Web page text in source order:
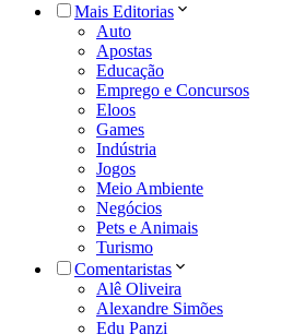
Mais Editorias
Auto
Apostas
Educação
Emprego e Concursos
Eloos
Games
Indústria
Jogos
Meio Ambiente
Negócios
Pets e Animais
Turismo
Comentaristas
Alê Oliveira
Alexandre Simões
Edu Panzi